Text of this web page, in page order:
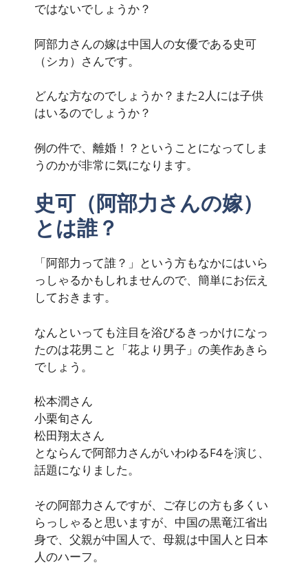
ではないでしょうか？
阿部力さんの嫁は中国人の女優である史可
（シカ）さんです。
どんな方なのでしょうか？また2人には子供
はいるのでしょうか？
例の件で、離婚！？ということになってしま
うのかが非常に気になります。
史可（阿部力さんの嫁）
とは誰？
「阿部力って誰？」という方もなかにはいら
っしゃるかもしれませんので、簡単にお伝え
しておきます。
なんといっても注目を浴びるきっかけになっ
たのは花男こと「花より男子」の美作あきら
でしょう。
松本潤さん
小栗旬さん
松田翔太さん
とならんで阿部力さんがいわゆるF4を演じ、
話題になりました。
その阿部力さんですが、ご存じの方も多くい
らっしゃると思いますが、中国の黒竜江省出
身で、父親が中国人で、母親は中国人と日本
人のハーフ。